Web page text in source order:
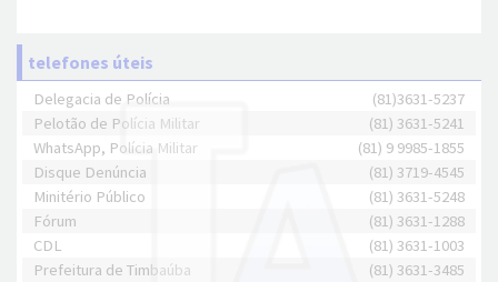
telefones úteis
Delegacia de Polícia
(81)3631-5237
Pelotão de Polícia Militar
(81) 3631-5241
WhatsApp, Polícia Militar
(81) 9 9985-1855
Disque Denúncia
(81) 3719-4545
Minitério Público
(81) 3631-5248
Fórum
(81) 3631-1288
CDL
(81) 3631-1003
Prefeitura de Timbaúba
(81) 3631-3485